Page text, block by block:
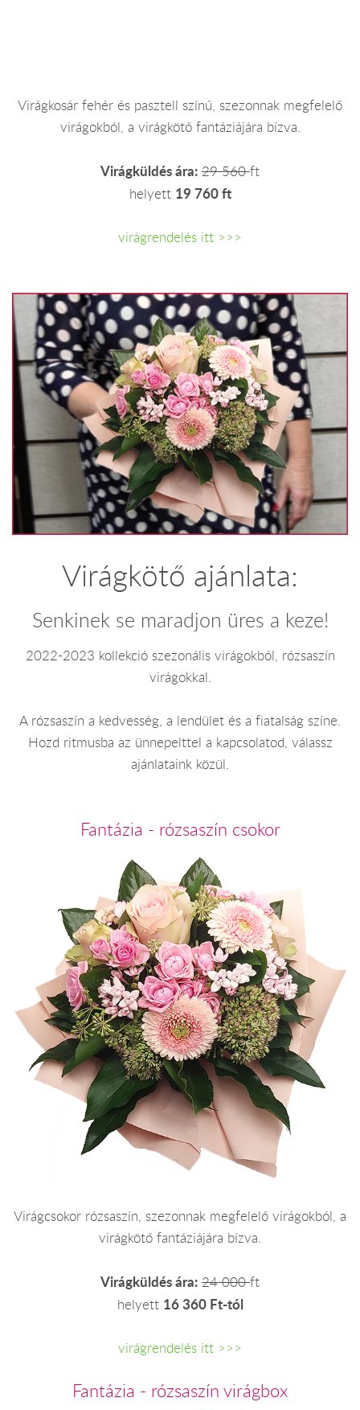
Virágkosár fehér és pasztell színű, szezonnak megfelelő
virágokból, a virágkötő fantáziájára bízva.
Virágküldés ára: 29 560ft
helyett 19 760 ft
virágrendelés itt >>>
Virágkötő ajánlata:
Senkinek se maradjon üres a keze!
2022-2023 kollekció szezonális virágokból, rózsaszín
virágokkal.
A rózsaszín a kedvesség, a lendület és a fiatalság színe.
Hozd ritmusba az ünnepelttel a kapcsolatod, válassz
ajánlataink közül.
Fantázia - rózsaszín csokor
Virágcsokor rózsaszín, szezonnak megfelelő virágokból, a
virágkötő fantáziájára bízva.
Virágküldés ára: 24 000ft
helyett 16 360 Ft-tól
virágrendelés itt >>>
Fantázia - rózsaszín virágbox